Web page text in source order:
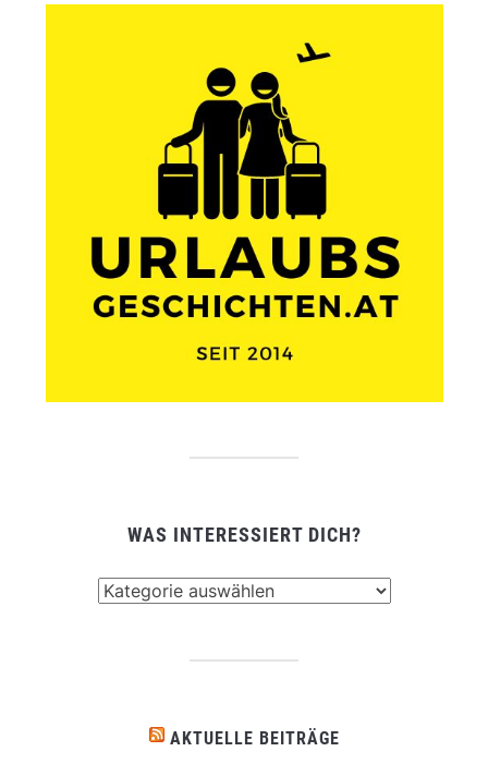
WAS INTERESSIERT DICH?
AKTUELLE BEITRÄGE